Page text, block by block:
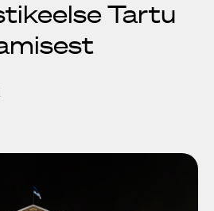
Tartu